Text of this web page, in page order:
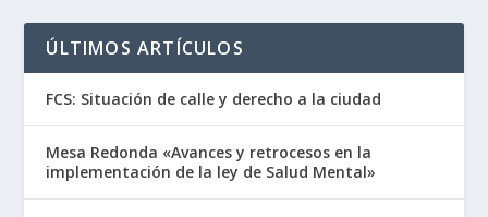
ÚLTIMOS ARTÍCULOS
FCS: Situación de calle y derecho a la ciudad
Mesa Redonda «Avances y retrocesos en la
implementación de la ley de Salud Mental»